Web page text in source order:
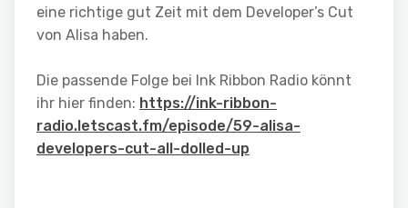
eine richtige gut Zeit mit dem Developer’s Cut
von Alisa haben.
Die passende Folge bei Ink Ribbon Radio könnt
ihr hier finden: https://ink-ribbon-
radio.letscast.fm/episode/59-alisa-
developers-cut-all-dolled-up